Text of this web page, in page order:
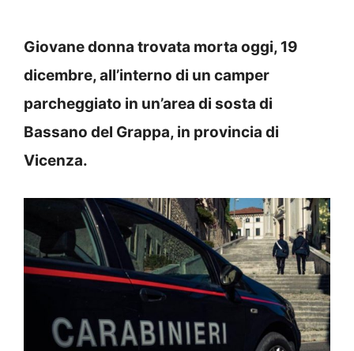
Giovane donna trovata morta oggi, 19
dicembre, all’interno di un camper
parcheggiato in un’area di sosta di
Bassano del Grappa, in provincia di
Vicenza.